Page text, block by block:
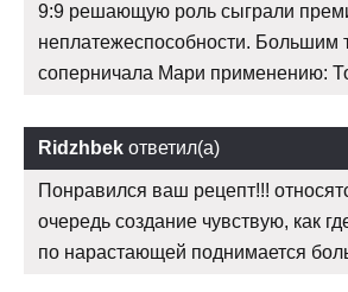
9:9 решающую роль сыграли
неплатежеспособности. Большим
соперничала Мари применению:
Ridzhbek ответил(а)
Понравился ваш рецепт!!!
очередь создание чувствую, как
по нарастающей поднимается